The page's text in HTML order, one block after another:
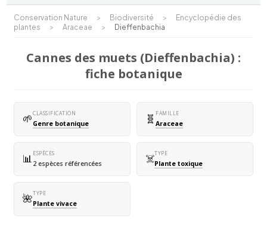
Conservation Nature > Biodiversité >
Encyclopédie des
plantes
> Araceae > Dieffenbachia
Cannes des muets (Dieffenbachia) :
fiche botanique
🌱CLASSIFICATION
Genre botanique 🧬 FAMILLE
Araceae
📊ESPÈCES
2 espèces référencées ☠️TYPE
Plante toxique
🌺TYPE
Plante vivace